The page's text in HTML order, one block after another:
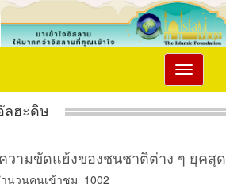
Toggle
navigation
ลฮะดิษ
วามขัดแย้งของชนชาติต่าง ๆ ยุคสุ
นวนคนเข้าชม 1002